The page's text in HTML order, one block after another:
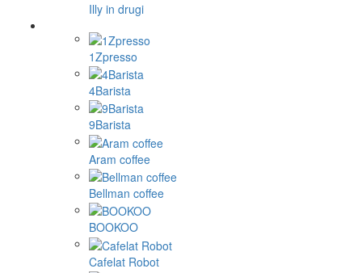
Illy in drugi
1Zpresso
4Barista
9Barista
Aram coffee
Bellman coffee
BOOKOO
Cafelat Robot